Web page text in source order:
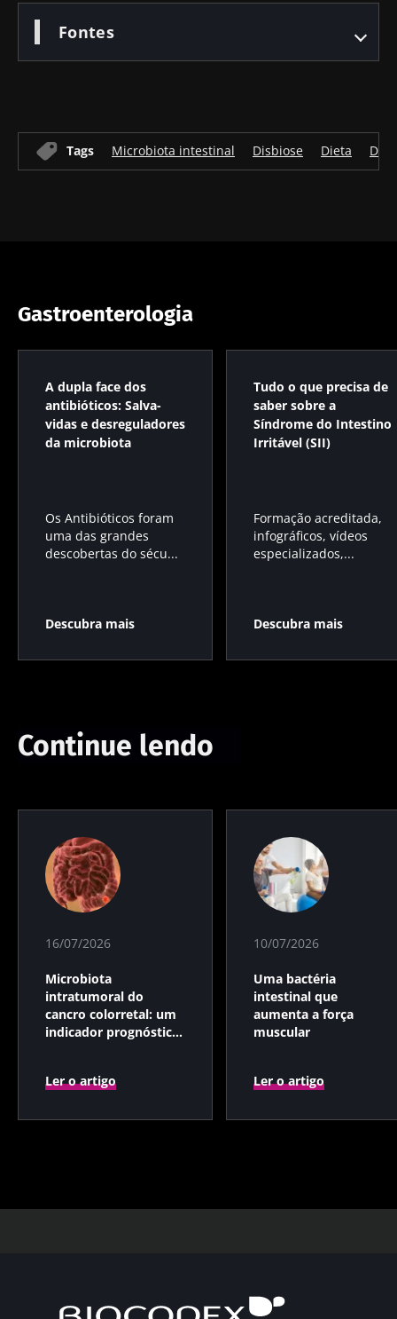
Fontes
Tags Microbiota intestinal Disbiose Dieta
Gastroenterologia
A dupla face dos
antibióticos: Salva-
vidas e desreguladores
da microbiota
Os Antibióticos foram
uma das grandes
descobertas do sécu...
Descubra mais
Tudo o que precisa de
saber sobre a
Síndrome do Intestino
Irritável (SII)
Formação acreditada,
infográficos, vídeos
especializados,...
Descubra mais
Continue lendo
16/07/2026
Microbiota
intratumoral do
cancro colorretal: um
indicador prognóstico
Ler o artigo
10/07/2026
Uma bactéria
intestinal que
aumenta a força
muscular
Ler o artigo